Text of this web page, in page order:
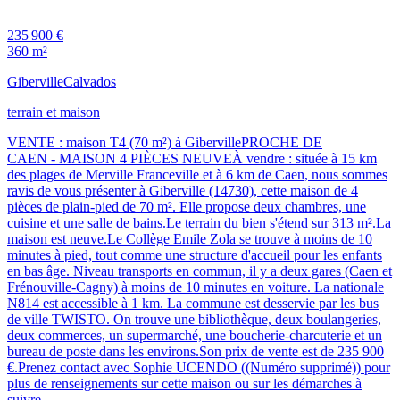
235 900 €
360 m²
GibervilleCalvados
terrain et maison
VENTE : maison T4 (70 m²) à GibervillePROCHE DE
CAEN - MAISON 4 PIÈCES NEUVEÀ vendre : située à 15 km
des plages de Merville Franceville et à 6 km de Caen, nous sommes
ravis de vous présenter à Giberville (14730), cette maison de 4
pièces de plain-pied de 70 m². Elle propose deux chambres, une
cuisine et une salle de bains.Le terrain du bien s'étend sur 313 m².La
maison est neuve.Le Collège Emile Zola se trouve à moins de 10
minutes à pied, tout comme une structure d'accueil pour les enfants
en bas âge. Niveau transports en commun, il y a deux gares (Caen et
Frénouville-Cagny) à moins de 10 minutes en voiture. La nationale
N814 est accessible à 1 km. La commune est desservie par les bus
de ville TWISTO. On trouve une bibliothèque, deux boulangeries,
deux commerces, un supermarché, une boucherie-charcuterie et un
bureau de poste dans les environs.Son prix de vente est de 235 900
€.Prenez contact avec Sophie UCENDO ((Numéro supprimé)) pour
plus de renseignements sur cette maison ou sur les démarches à